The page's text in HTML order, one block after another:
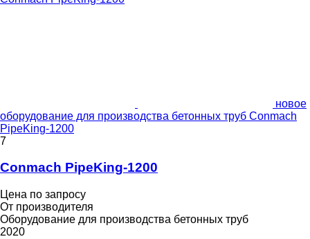
новое
оборудование для производства бетонных труб Conmach
PipeKing-1200
7
Conmach PipeKing-1200
Цена по запросу
От производителя
Оборудование для производства бетонных труб
2020